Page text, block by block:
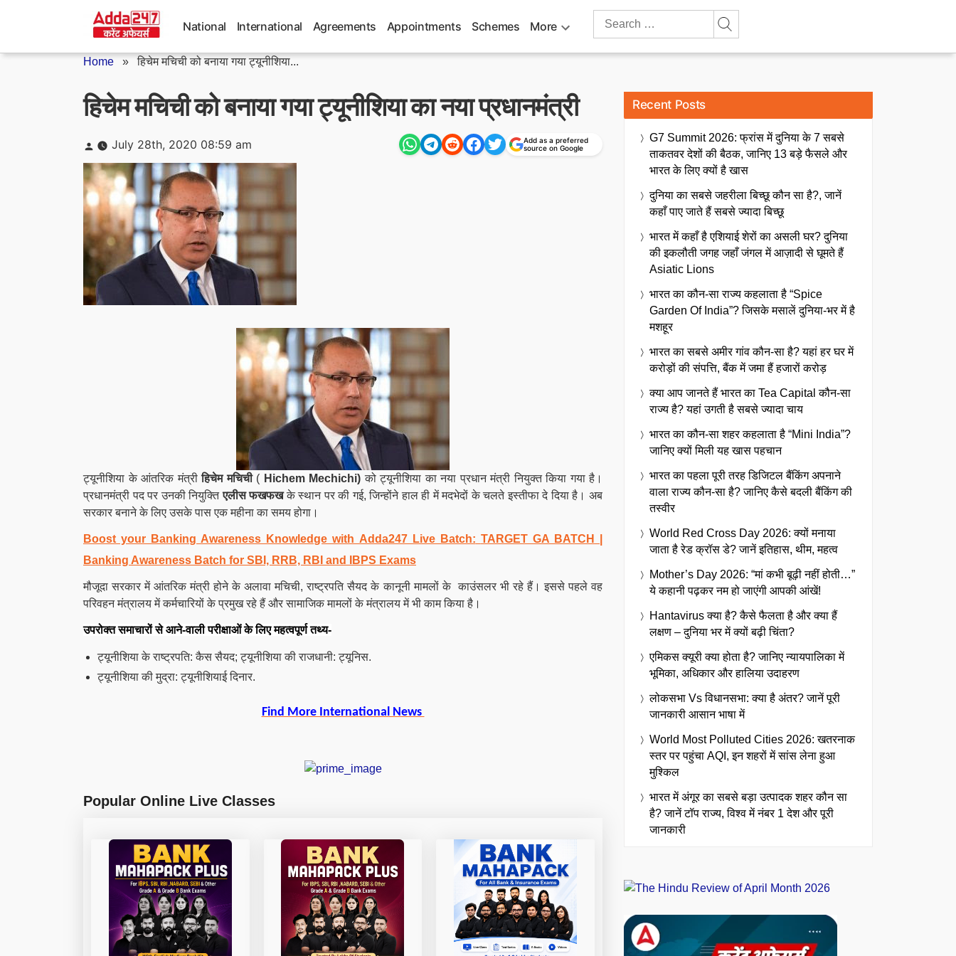
National International Agreements Appointments Schemes More
Search
Home »हिचेम मचिची को बनाया गया ट्यूनीशिया...
हिचेम मचिची को बनाया गया ट्यूनीशिया का नया प्रधानमंत्री
Posted
by
July 28th, 2020 08:59 am
Add as a preferred
source on Google
ट्यूनीशिया के आंतरिक मंत्रीहिचेम मचिची( Hichem Mechichi) को ट्यूनीशिया का नया प्रधान मंत्री नियुक्त किया गया है।
प्रधानमंत्री पद पर उनकी नियुक्तिएलीस फखफखके स्थान पर की गई, जिन्होंने हाल ही में मदभेदों के चलते इस्तीफा दे दिया है। अब
सरकार बनाने के लिए उसके पास एक महीना का समय होगा।
Boost your Banking Awareness Knowledge with Adda247 Live Batch: TARGET GA BATCH
Banking Awareness Batch for SBI, RRB, RBI and IBPS Exams
मौजूदा सरकार में आंतरिक मंत्री होने के अलावा मचिची, राष्ट्रपति सैयद के कानूनी मामलों के काउंसलर भी रहे हैं। इससे पहले वह
परिवहन मंत्रालय में कर्मचारियों के प्रमुख रहे हैं और सामाजिक मामलों के मंत्रालय में भी काम किया है।
उपरोक्त समाचारों से आने-वाली परीक्षाओं के लिए महत्वपूर्ण तथ्य-
ट्यूनीशिया के राष्ट्रपति: कैस सैयद; ट्यूनीशिया की राजधानी: ट्यूनिस.
ट्यूनीशिया की मुद्रा: ट्यूनीशियाई दिनार.
Find More International News
Popular Online Live Classes
Recent Posts
G7 Summit 2026: फ्रांस में दुनिया के 7 सबसे
ताकतवर देशों की बैठक, जानिए 13 बड़े फैसले और
भारत के लिए क्यों है खास
दुनिया का सबसे जहरीला बिच्छू कौन सा है?, जानें
कहाँ पाए जाते हैं सबसे ज्यादा बिच्छू
भारत में कहाँ है एशियाई शेरों का असली घर? दुनिया
की इकलौती जगह जहाँ जंगल में आज़ादी से घूमते हैं
Asiatic Lions
भारत का कौन-सा राज्य कहलाता है “Spice
Garden Of India”? जिसके मसालें दुनिया-भर में है
मशहूर
भारत का सबसे अमीर गांव कौन-सा है? यहां हर घर में
करोड़ों की संपत्ति, बैंक में जमा हैं हजारों करोड़
क्या आप जानते हैं भारत का Tea Capital कौन-सा
राज्य है? यहां उगती है सबसे ज्यादा चाय
भारत का कौन-सा शहर कहलाता है “Mini India”?
जानिए क्यों मिली यह खास पहचान
भारत का पहला पूरी तरह डिजिटल बैंकिंग अपनाने
वाला राज्य कौन-सा है? जानिए कैसे बदली बैंकिंग की
तस्वीर
World Red Cross Day 2026: क्यों मनाया
जाता है रेड क्रॉस डे? जानें इतिहास, थीम, महत्व
Mother’s Day 2026: “मां कभी बूढ़ी नहीं होती…”
ये कहानी पढ़कर नम हो जाएंगी आपकी आंखें!
Hantavirus क्या है? कैसे फैलता है और क्या हैं
लक्षण – दुनिया भर में क्यों बढ़ी चिंता?
एमिकस क्यूरी क्या होता है? जानिए न्यायपालिका में
भूमिका, अधिकार और हालिया उदाहरण
लोकसभा Vs विधानसभा: क्या है अंतर? जानें पूरी
जानकारी आसान भाषा में
World Most Polluted Cities 2026: खतरनाक
स्तर पर पहुंचा AQI, इन शहरों में सांस लेना हुआ
मुश्किल
भारत में अंगूर का सबसे बड़ा उत्पादक शहर कौन सा
है? जानें टॉप राज्य, विश्व में नंबर 1 देश और पूरी
जानकारी